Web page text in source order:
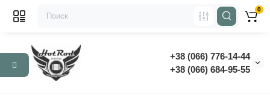
+38 (066) 776-14-44
‭+38 (066) 684-95-55‬
0